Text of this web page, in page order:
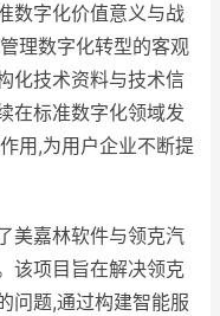
数字化价值意义与战
理数字化转型的客观
化技术资料与技术信
在标准数字化领域发
用,为用户企业不断提
美嘉林软件与领克汽
该项目旨在解决领克
问题,通过构建智能服